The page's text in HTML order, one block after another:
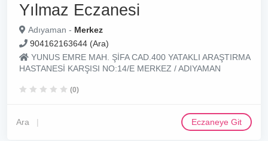
Yılmaz Eczanesi
Adıyaman - Merkez
904162163644 (Ara)
YUNUS EMRE MAH. ŞİFA CAD.400 YATAKLI ARAŞTIRMA
HASTANESİ KARŞISI NO:14/E MERKEZ / ADIYAMAN
(0)
Ara Eczaneye Git